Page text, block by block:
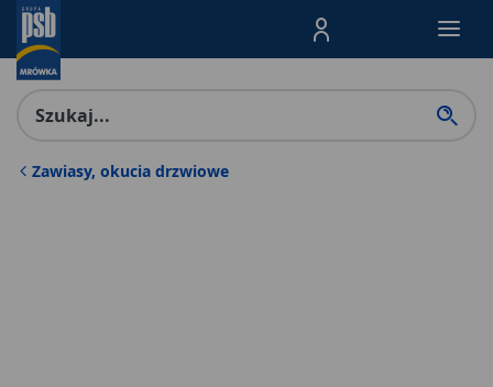
Menu Produktów,
Zawiasy, okucia drzwiowe